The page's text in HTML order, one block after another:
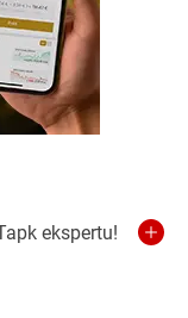
ekspertu!